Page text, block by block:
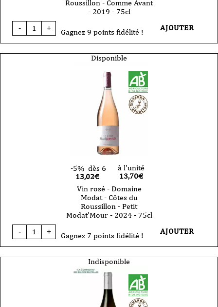
Roussillon - Comme Avant
- 2019 - 75cl
-
quantité
de
-
+ Gagnez 9 points fidélité ! AJOUTER
Disponible
-5% dès 6
13,02€
à l'unité
13,70€
Vin rosé - Domaine
Modat - Côtes du
Roussillon - Petit
Modat'Mour - 2024 - 75cl
-
quantité
de
-
+ Gagnez 7 points fidélité ! AJOUTER
Indisponible